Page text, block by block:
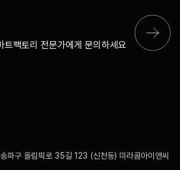
트팩토리 전문가에게 문의하세요
파구 올림픽로 35길 123 (신천동) 미라콤아이앤씨